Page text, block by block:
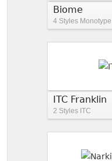
Biome
4 Styles Monotype
ITC Franklin
2 Styles ITC